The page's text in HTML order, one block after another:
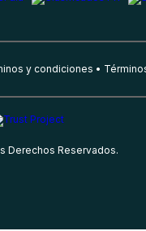
y condiciones
Derechos Reservados.